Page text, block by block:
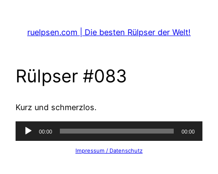
springenruelpsen.com | Die besten Rülpser der Welt!
Rülpser #083
Kurz und schmerzlos.
Audio-
Player
00:00 00:00
Impressum / Datenschutz